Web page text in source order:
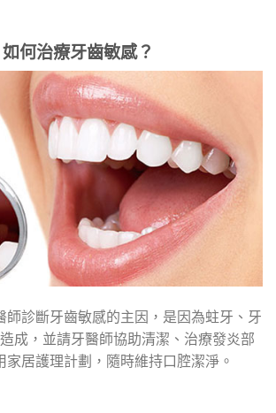
如何治療牙齒敏感？
師診斷牙齒敏感的主因，是因為蛀牙、牙
成，並請牙醫師協助清潔、治療發炎部
家居護理計劃，隨時維持口腔潔淨。